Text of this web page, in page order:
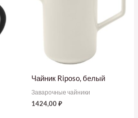
Чайник Riposo, белый
Заварочные чайники
1424,00₽